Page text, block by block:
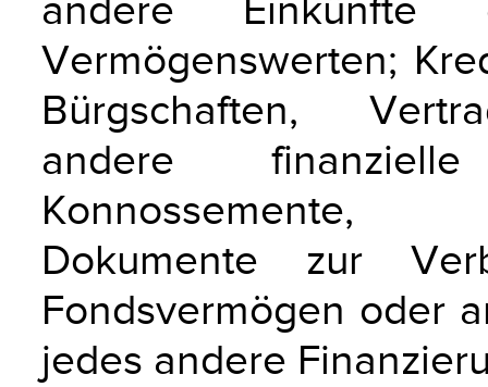
andere Einkünfte
Vermögenswerten;
Bürgschaften,
andere
Konnossemente,
Dokumente zur
Fondsvermögen oder
jedes andere